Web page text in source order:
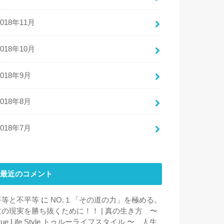
年11月
年10月
年9月
年8月
年7月
最近のコメント
等と不平等 に NO.１「その道の力」を極める。
の現実を勝ち抜くために！！ | 真の生き方 〜
Life Style トゥルーライフスタイル 〜 人生